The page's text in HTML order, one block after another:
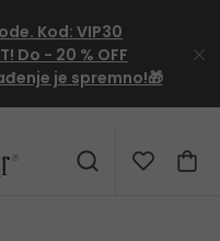
Kod:VIP30
Do - 20 % OFF
je spremno!🎁